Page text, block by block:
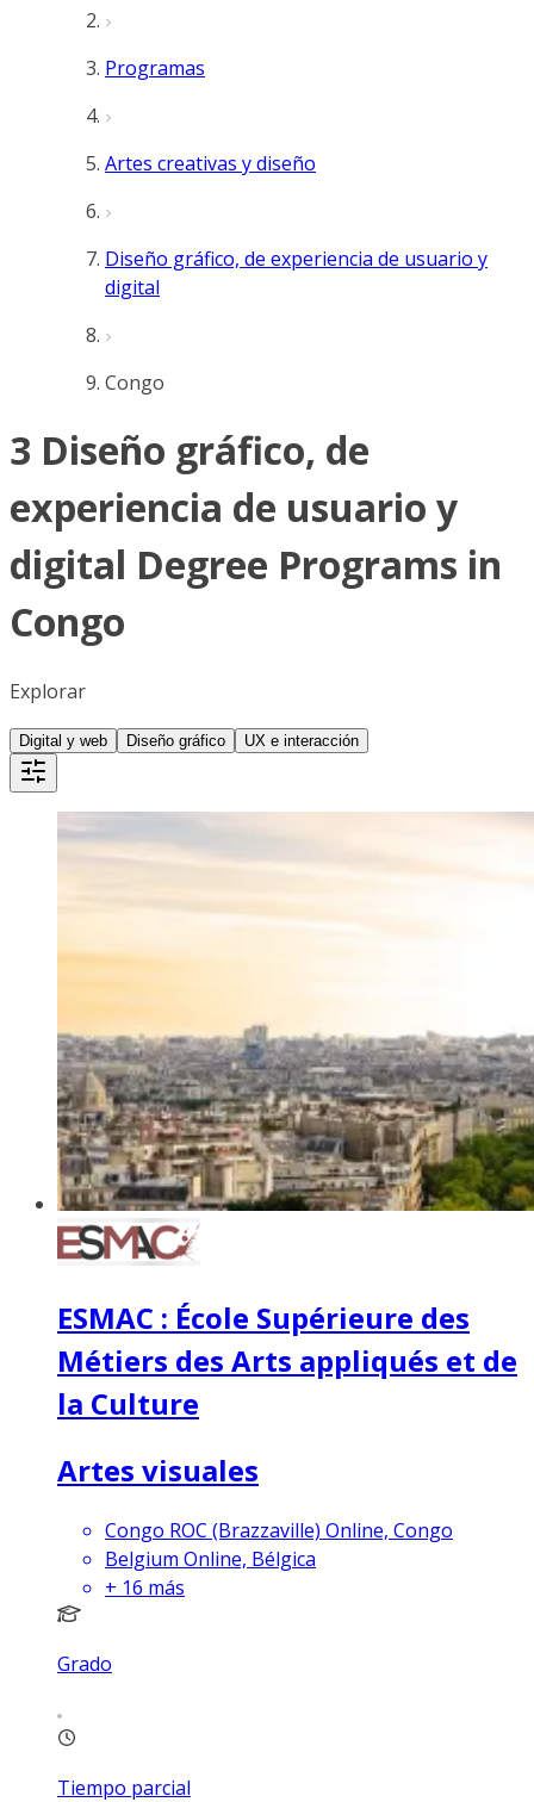
Programas
Artes creativas y diseño
Diseño gráfico, de experiencia de usuario y
digital
Congo
3 Diseño gráfico, de
experiencia de usuario y
digital Degree Programs in
Congo
Explorar
Digital y web Diseño gráfico UX e interacción
ESMAC : École Supérieure des
Métiers des Arts appliqués et de
la Culture
Artes visuales
Congo ROC (Brazzaville) Online, Congo
Belgium Online, Bélgica
+ 16 más
Grado
Tiempo parcial